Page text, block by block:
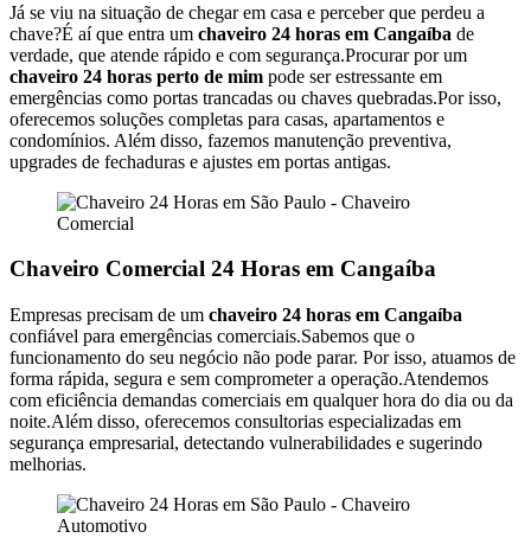
Já se viu na situação de chegar em casa e perceber que perdeu a
chave?É aí que entra um chaveiro 24 horas em Cangaíba de
verdade, que atende rápido e com segurança.Procurar por um
chaveiro 24 horas perto de mim pode ser estressante em
emergências como portas trancadas ou chaves quebradas.Por isso,
oferecemos soluções completas para casas, apartamentos e
condomínios. Além disso, fazemos manutenção preventiva,
upgrades de fechaduras e ajustes em portas antigas.
Chaveiro Comercial 24 Horas em Cangaíba
Empresas precisam de um chaveiro 24 horas em Cangaíba
confiável para emergências comerciais.Sabemos que o
funcionamento do seu negócio não pode parar. Por isso, atuamos de
forma rápida, segura e sem comprometer a operação.Atendemos
com eficiência demandas comerciais em qualquer hora do dia ou da
noite.Além disso, oferecemos consultorias especializadas em
segurança empresarial, detectando vulnerabilidades e sugerindo
melhorias.